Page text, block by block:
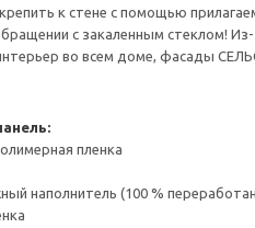
к стене с помощью
с закаленным стеклом!
во всем доме, фасады
пленка
наполнитель (100 %